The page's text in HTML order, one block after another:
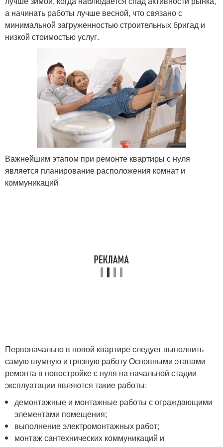
а начинать работы лучше весной, что связано с
минимальной загруженностью строительных бригад и
низкой стоимостью услуг.
Важнейшим этапом при ремонте квартиры с нуля
является планирование расположения комнат и
коммуникаций
Первоначально в новой квартире следует выполнить
самую шумную и грязную работу Основными этапами
ремонта в новостройке с нуля на начальной стадии
эксплуатации являются такие работы:
демонтажные и монтажные работы с ограждающими
элементами помещения;
выполнение электромонтажных работ;
монтаж сантехнических коммуникаций и